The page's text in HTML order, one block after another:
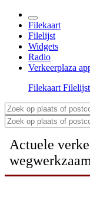
Filekaart
Filelijst
Widgets
Radio
Verkeerplaza
Filekaart Filelijst
Actuele